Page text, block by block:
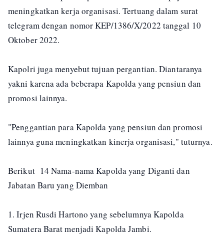
meningkatkan kerja organisasi. Tertuang dalam surat
telegram dengan nomor KEP/1386/X/2022 tanggal 10
Oktober 2022.
Kapolri juga menyebut tujuan pergantian. Diantaranya
yakni karena ada beberapa Kapolda yang pensiun dan
promosi lainnya.
"Penggantian para Kapolda yang pensiun dan promosi
lainnya guna meningkatkan kinerja organisasi," tuturnya.
Berikut 14 Nama-nama Kapolda yang Diganti dan
Jabatan Baru yang Diemban
1. Irjen Rusdi Hartono yang sebelumnya Kapolda
Sumatera Barat menjadi Kapolda Jambi.